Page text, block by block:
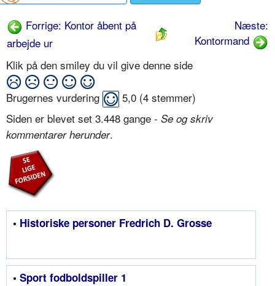
Forrige: Kontor åbent på
arbejde ur
Næste:
Kontormand
Klik på den smiley du vil give denne side
Brugernes vurdering 5,0 (4 stemmer)
Siden er blevet set 3.448 gange - Se og skriv
kommentarer herunder.
• Historiske personer Fredrich D. Grosse
• Sport fodboldspiller 1